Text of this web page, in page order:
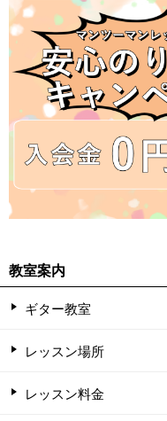
教室案内
ギター教室
レッスン場所
レッスン料金